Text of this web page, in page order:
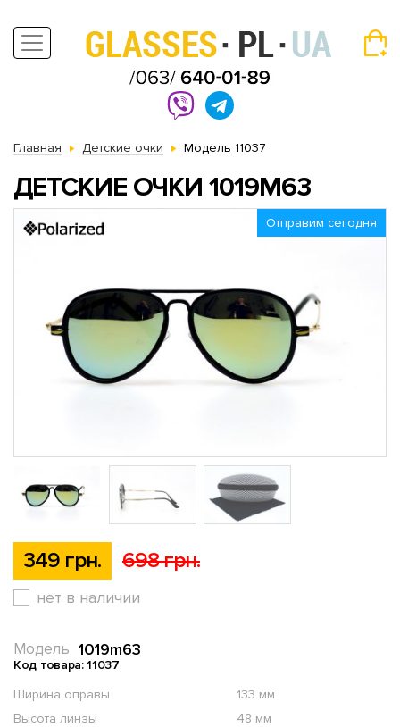
Главная Детские очки Модель 11037
ДЕТСКИЕ ОЧКИ 1019M63
Отправим сегодня
349 грн. 698 грн.
нет в наличии
1019m63
Модель
Код товара: 11037
Ширина оправы
133 мм
Высота линзы
48 мм